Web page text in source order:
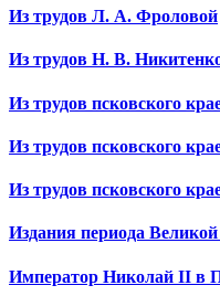
Из трудов Л. А. Фроловой
Из трудов Н. В.
Из трудов псковского
Из трудов псковского
Из трудов псковского
Издания периода
Император Николай II в